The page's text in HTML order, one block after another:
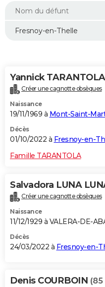
Forum
Aménagement intérieur
Extérieur
Cuisine
Salle de bains
Jardinage
Rangement
WEEK-END
Guides de France
Escapades
Patrimoine
Expositions
Musées
Week-end nature
LIFESTYLE
Alimentation
Guide de la santé
Maladies
Médicaments
Sommeil
VOYAGE
Destinations
City break
Voyage nature
Voyage de noces
Forum
Climat
+PHOTO
GUIDES D'ACHAT
BONS PLANS
CARTE DE VOEUX
Dictionnaire
Biographies
Citations
Expressions
Proverbes
PROGRAMME TV
COPAINS D'AVANT
S'inscrire
Se connecter
Lycées
Collèges
Primaires
Universités
Entreprises
Service militaire
Avis de recherche
AVIS DE DÉCÈS
Yannick TARANTOLA
Créer une cagnotte obsèques
Naissance
19/11/1969 à Mont-Saint-
Décès
01/10/2022 à Fresnoy-en-
Famille TARANTOLA
Salvadora LUNA
Créer une cagnotte obsèques
Naissance
11/12/1929 à VALERA-DE-
Décès
24/03/2022 à Fresnoy-en-
Denis COURBOIN (85